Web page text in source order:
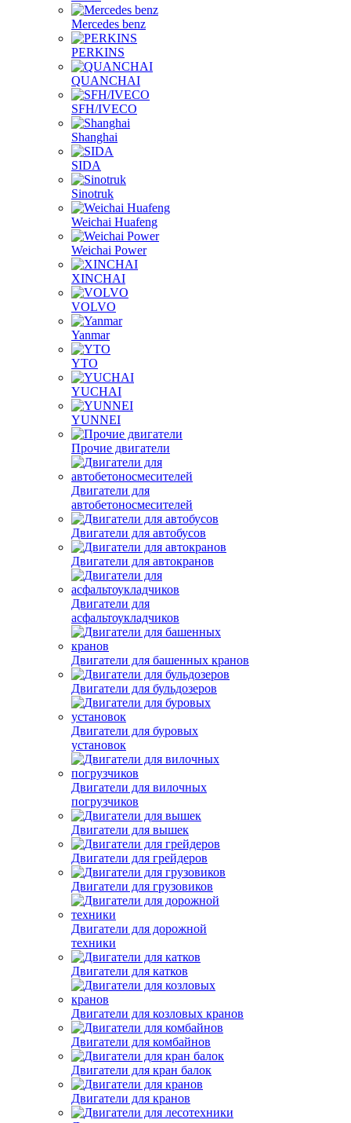
Mercedes benz
PERKINS
QUANCHAI
SFH/IVECO
Shanghai
SIDA
Sinotruk
Weichai Huafeng
Weichai Power
XINCHAI
VOLVO
Yanmar
YTO
YUCHAI
YUNNEI
Прочие двигатели
Двигатели для
автобетоносмесителей
Двигатели для автобусов
Двигатели для автокранов
Двигатели для
асфальтоукладчиков
Двигатели для башенных кранов
Двигатели для бульдозеров
Двигатели для буровых
установок
Двигатели для вилочных
погрузчиков
Двигатели для вышек
Двигатели для грейдеров
Двигатели для грузовиков
Двигатели для дорожной
техники
Двигатели для катков
Двигатели для козловых кранов
Двигатели для комбайнов
Двигатели для кран балок
Двигатели для кранов